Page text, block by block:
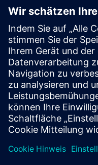
an integral part of
Exercises with
based environment
Portal etc.) In your
(2) hours for VE Lab
Expert Talks : In
hand information
products.
Management
possible if at least
This account
their employees'
to them.